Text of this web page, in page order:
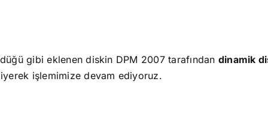
gibi eklenen diskin DPM 2007 tarafından dinamik
işlemimize devam ediyoruz.